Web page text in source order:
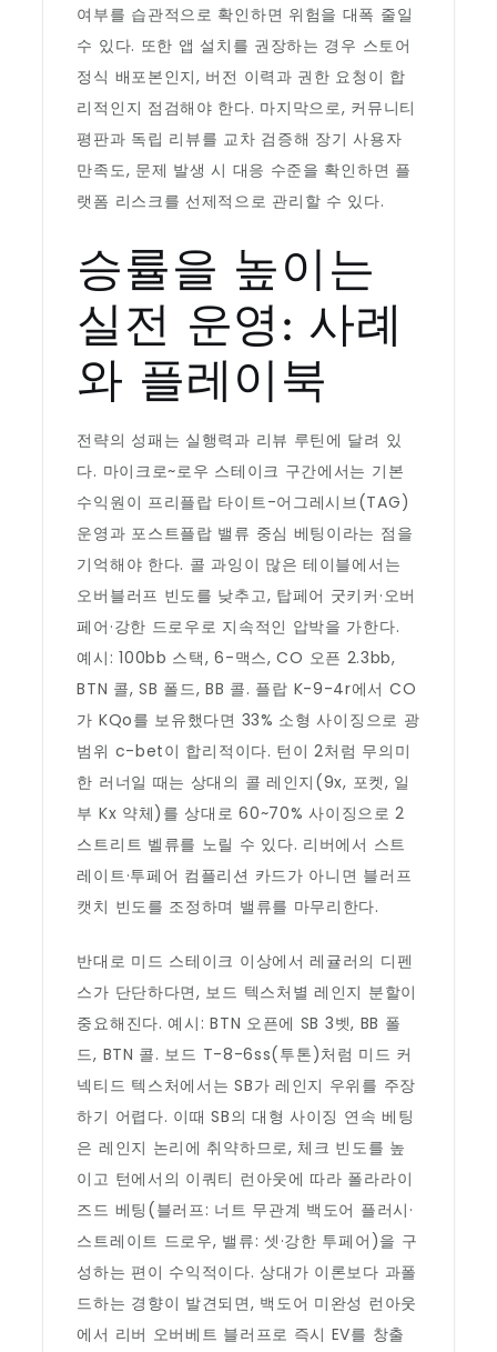
여부를 습관적으로 확인하면 위험을 대폭 줄일
수 있다. 또한 앱 설치를 권장하는 경우 스토어
정식 배포본인지, 버전 이력과 권한 요청이 합
리적인지 점검해야 한다. 마지막으로, 커뮤니티
평판과 독립 리뷰를 교차 검증해 장기 사용자
만족도, 문제 발생 시 대응 수준을 확인하면 플
랫폼 리스크를 선제적으로 관리할 수 있다.
승률을 높이는
실전 운영: 사례
와 플레이북
전략의 성패는 실행력과 리뷰 루틴에 달려 있
다. 마이크로~로우 스테이크 구간에서는 기본
수익원이 프리플랍 타이트-어그레시브(TAG)
운영과 포스트플랍 밸류 중심 베팅이라는 점을
기억해야 한다. 콜 과잉이 많은 테이블에서는
오버블러프 빈도를 낮추고, 탑페어 굿키커·오버
페어·강한 드로우로 지속적인 압박을 가한다.
예시: 100bb 스택, 6-맥스, CO 오픈 2.3bb,
BTN 콜, SB 폴드, BB 콜. 플랍 K-9-4r에서 CO
가 KQo를 보유했다면 33% 소형 사이징으로 광
범위 c-bet이 합리적이다. 턴이 2처럼 무의미
한 러너일 때는 상대의 콜 레인지(9x, 포켓, 일
부 Kx 약체)를 상대로 60~70% 사이징으로 2
스트리트 벨류를 노릴 수 있다. 리버에서 스트
레이트·투페어 컴플리션 카드가 아니면 블러프
캣치 빈도를 조정하며 밸류를 마무리한다.
반대로 미드 스테이크 이상에서 레귤러의 디펜
스가 단단하다면, 보드 텍스처별 레인지 분할이
중요해진다. 예시: BTN 오픈에 SB 3벳, BB 폴
드, BTN 콜. 보드 T-8-6ss(투톤)처럼 미드 커
넥티드 텍스처에서는 SB가 레인지 우위를 주장
하기 어렵다. 이때 SB의 대형 사이징 연속 베팅
은 레인지 논리에 취약하므로, 체크 빈도를 높
이고 턴에서의 이쿼티 런아웃에 따라 폴라라이
즈드 베팅(블러프: 너트 무관계 백도어 플러시·
스트레이트 드로우, 밸류: 셋·강한 투페어)을 구
성하는 편이 수익적이다. 상대가 이론보다 과폴
드하는 경향이 발견되면, 백도어 미완성 런아웃
에서 리버 오버베트 블러프로 즉시 EV를 창출